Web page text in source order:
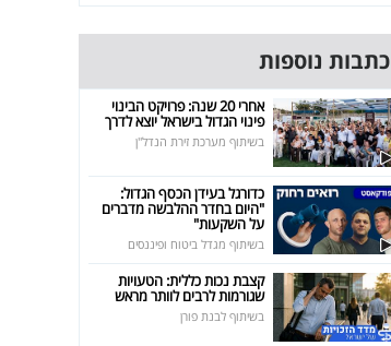
כתבות נוספות
אחרי 20 שנה: פרויקט הבינוי
פינוי הגדול בישראל יוצא לדרך
בשיתוף מערכת זירת הנדל"ן
כדורגל בעידן הכסף הגדול:
"היום בחדר ההלבשה מדברים
על השקעות"
בשיתוף מגדל ביטוח ופיננסים
קצבת נכות כללית: הטעויות
שגורמות לרבים לוותר מראש
בשיתוף לבנת פורן